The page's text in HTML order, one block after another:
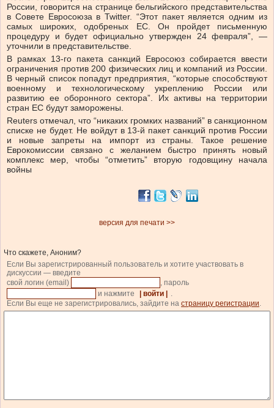
России, говорится на странице бельгийского представительства
в Совете Евросоюза в Twitter. “Этот пакет является одним из
самых широких, одобреных ЕС. Он пройдет письменную
процедуру и будет официально утвержден 24 февраля”, —
уточнили в представительстве.
В рамках 13-го пакета санкций Евросоюз собирается ввести
ограничения против 200 физических лиц и компаний из России.
В черный список попадут предприятия, “которые способствуют
военному и технологическому укреплению России или
развитию ее оборонного сектора”. Их активы на территории
стран ЕС будут заморожены.
Reuters отмечал, что “никаких громких названий” в санкционном
списке не будет. Не войдут в 13-й пакет санкций против России
и новые запреты на импорт из страны. Такое решение
Еврокомиссии связано с желанием быстро принять новый
комплекс мер, чтобы “отметить” вторую годовщину начала
войны
версия для печати >>
Что скажете, Аноним?
Если Вы зарегистрированный пользователь и хотите участвовать в
дискуссии — введите
свой логин (email)
, пароль
и нажмите
| войти |
.
Если Вы еще не зарегистрировались, зайдите на страницу регистрации.